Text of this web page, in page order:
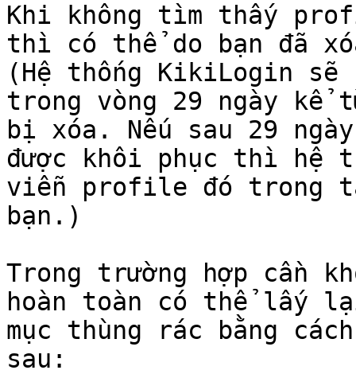
Khi không tìm thấy
thì có thể do bạn đã
(Hệ thống KikiLogin
trong vòng 29 ngày
bị xóa. Nếu sau 29
được khôi phục thì hệ
viễn profile đó trong
bạn.)
Trong trường hợp cần
hoàn toàn có thể lấy
mục thùng rác bằng
sau: